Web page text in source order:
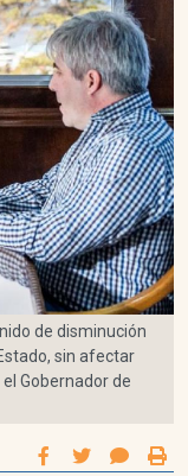
de disminución
sin afectar
Gobernador de